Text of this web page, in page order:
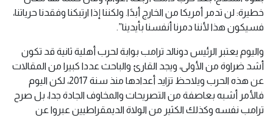
خطيرة: لن تدمر أمريكا من الخارج أبدًا. ولكننا إذا ارتبكنا وفقدنا حرياتنا،
فسيكون هذا لأننا دمرنا أنفسنا بأيدينا”.
واليوم يعتبر الرئيس دونالد ترامب بوابة لحرب أهلية ثانية قد تكون
أشد ضراوة من الأولى، ويجد القارئ والباحث عددا كبيرا من المقالات
عن هذه الحرب ويلاحظ تزايد أعدادها منذ سنة 2017، لكن اليوم
فالأمر أشبه بعاصفة من التصريحات والمخاوف الجادة جدا، بل صرح
ترامب نفسه وكذلك الكثير من الولاة الديمقراطيين عبروا عن